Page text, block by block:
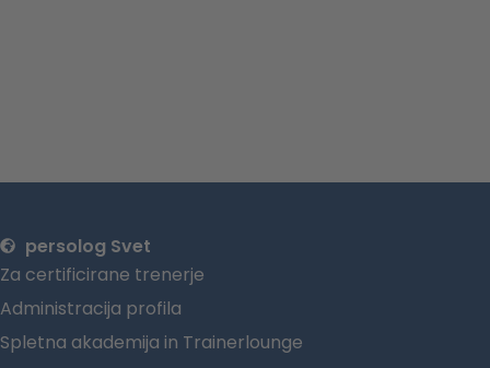
persolog Svet
Za certificirane trenerje
Administracija profila
Spletna akademija in Trainerlounge